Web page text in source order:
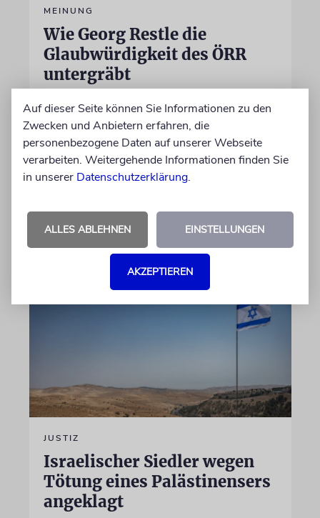
MEINUNG
Wie Georg Restle die
Glaubwürdigkeit des ÖRR
untergräbt
Felix Schotland, Vorstand der Synagogen-
Gemeinde Köln, an WDR-
Programmdirektorin Andrea Schafarczyk
gewandt. Wir dokumentieren das Schreiben
im Wortlaut
von Felix Schotland
JUSTIZ
Israelischer Siedler wegen
Tötung eines Palästinensers
angeklagt
Auf dieser Seite können Sie Informationen zu den
Zwecken und Anbietern erfahren, die
personenbezogene Daten auf unserer Webseite
verarbeiten. Weitergehende Informationen finden Sie
in unserer Datenschutzerklärung.
ALLES ABLEHNEN EINSTELLUNGEN
AKZEPTIEREN